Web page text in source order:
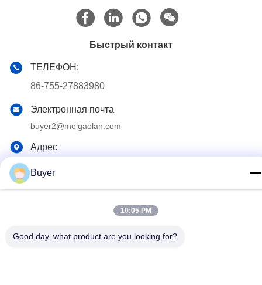
Быстрый контакт
ТЕЛЕФОН:
86-755-27883980
Электронная почта
buyer2@meigaolan.com
Адрес
Bao'an, Шэньчжэня, Китая
Политика конфиденциальности
Доставщик. 2023-2026 Shenzhen Meigaolan Electronic
Buyer
10:05 PM
Good day, what product are you looking for?